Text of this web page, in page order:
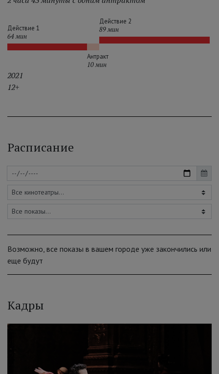
Действие 1
64 мин
Антракт
10 мин
Действие 2
89 мин
2021
12+
Расписание
Возможно, все показы в вашем городе уже закончились или
еще будут
Кадры